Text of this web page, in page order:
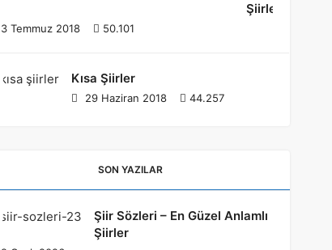
Şiirler
3 Temmuz 2018 50.101
Kısa Şiirler
29 Haziran 2018 44.257
SON YAZILAR
Şiir Sözleri – En Güzel Anlamlı
Şiirler